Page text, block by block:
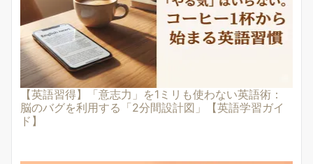
【英語習得】「意志力」を1ミリも使わない英語術：
脳のバグを利用する「2分間設計図」【英語学習ガイ
ド】